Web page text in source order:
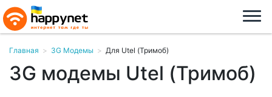
Главная > 3G Модемы > Для Utel (Тримоб)
3G модемы Utel (Тримоб)